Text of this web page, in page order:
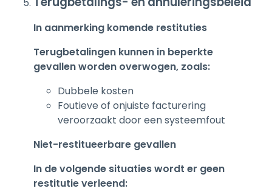
In aanmerking komende restituties
Terugbetalingen kunnen in beperkte
gevallen worden overwogen, zoals:
Dubbele kosten
Foutieve of onjuiste facturering
veroorzaakt door een systeemfout
Niet-restitueerbare gevallen
In de volgende situaties wordt er geen
restitutie verleend: